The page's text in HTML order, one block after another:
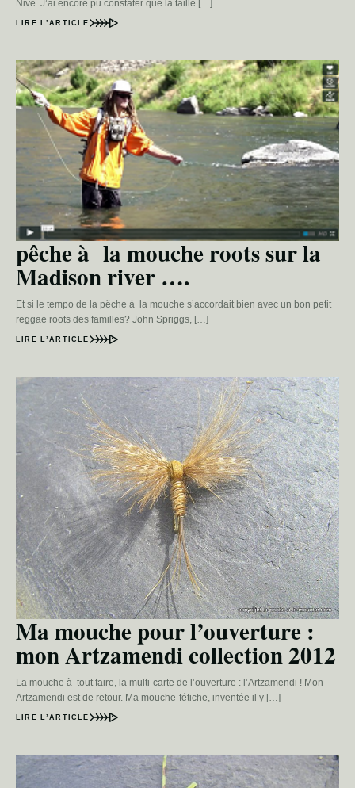
Nive. J’ai encore pu constater que la taille […]
LIRE L’ARTICLE
pêche à la mouche roots sur la
Madison river ….
Et si le tempo de la pêche à la mouche s’accordait bien avec un bon petit
reggae roots des familles? John Spriggs, […]
LIRE L’ARTICLE
Ma mouche pour l’ouverture :
mon Artzamendi collection 2012
La mouche à tout faire, la multi-carte de l’ouverture : l’Artzamendi ! Mon
Artzamendi est de retour. Ma mouche-fétiche, inventée il y […]
LIRE L’ARTICLE